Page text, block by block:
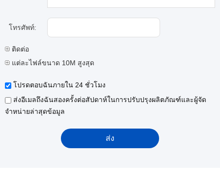
โทรศัพท์:
ติดต่อ
แต่ละไฟล์ขนาด 10M สูงสุด
โปรดตอบฉันภายใน 24 ชั่วโมง
ส่งอีเมลถึงฉันสองครั้งต่อสัปดาห์ในการปรับปรุงผลิตภัณฑ์และผู้จัด
จำหน่ายล่าสุดข้อมูล